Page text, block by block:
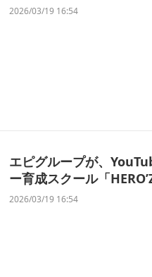
2026/03/19 16:54
エピグループが、
ー育成スクール「
2026/03/19 16:54